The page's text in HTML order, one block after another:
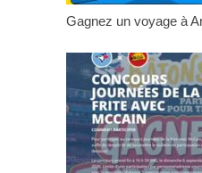
Gagnez un voyage à